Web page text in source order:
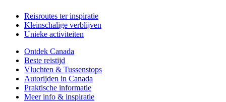
Reisroutes ter inspiratie
Kleinschalige verblijven
Unieke activiteiten
Ontdek Canada
Beste reistijd
Vluchten & Tussenstops
Autorijden in Canada
Praktische informatie
Meer info & inspiratie